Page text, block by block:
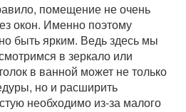
помещение не очень
окон. Именно поэтому
быть ярким. Ведь здесь мы
в зеркало или
в ванной может не только
но и расширить
необходимо из-за малого